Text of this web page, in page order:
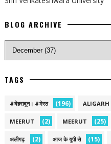
BLOG ARCHIVE
TAGS
#देहरादून। #मेरठ (196) ALIGARH
MEERUT (2) MEERUT (25)
अलीगढ़ (2) आज के यूपी से (15)